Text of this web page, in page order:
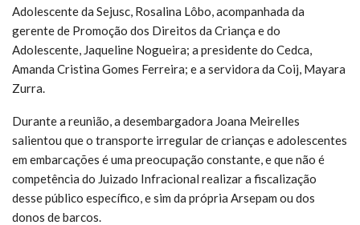
Adolescente da Sejusc, Rosalina Lôbo, acompanhada da
gerente de Promoção dos Direitos da Criança e do
Adolescente, Jaqueline Nogueira; a presidente do Cedca,
Amanda Cristina Gomes Ferreira; e a servidora da Coij, Mayara
Zurra.
Durante a reunião, a desembargadora Joana Meirelles
salientou que o transporte irregular de crianças e adolescentes
em embarcações é uma preocupação constante, e que não é
competência do Juizado Infracional realizar a fiscalização
desse público específico, e sim da própria Arsepam ou dos
donos de barcos.